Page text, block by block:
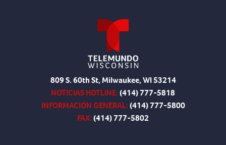
809 S. 60th St, Milwaukee, WI 53214
NOTICIAS HOTLINE:(414) 777-5818
INFORMACIÓN GENERAL:(414) 777-5800
FAX:(414) 777-5802